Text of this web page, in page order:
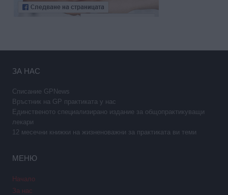
ЗА НАС
Списание GPNews
Връстник на GP практиката у нас
Единственото специализирано издание за общопрактикуващи
лекари
12 месечни книжки на жизненоважни за практиката ви теми
МЕНЮ
Начало
За нас